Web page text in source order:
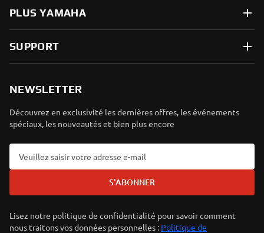
PLUS YAMAHA
SUPPORT
NEWSLETTER
Découvrez en exclusivité les dernières offres, les événements
spéciaux, les nouveautés et bien plus encore
S'ABONNER
Lisez notre politique de confidentialité pour savoir comment
nous traitons vos données personnelles : Politique de